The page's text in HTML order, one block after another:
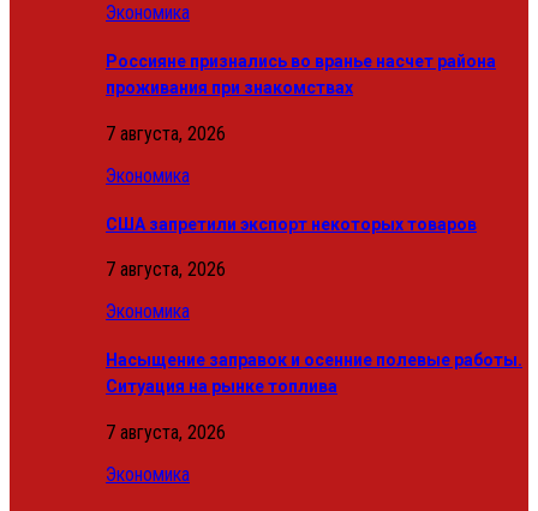
Экономика
Россияне признались во вранье насчет района
проживания при знакомствах
7 августа, 2026
Экономика
США запретили экспорт некоторых товаров
7 августа, 2026
Экономика
Насыщение заправок и осенние полевые работы.
Ситуация на рынке топлива
7 августа, 2026
Экономика